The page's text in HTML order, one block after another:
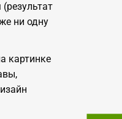
ни одну
картинке